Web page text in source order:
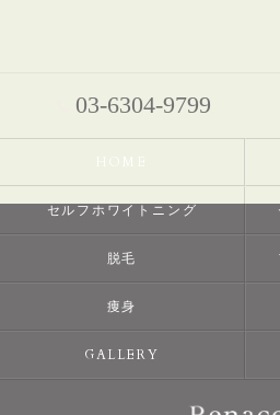
03-6304-9799
HOME
セルフホワイトニング
脱毛
痩身
GALLERY